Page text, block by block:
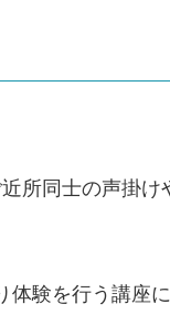
所同士の声掛け
体験を行う講座